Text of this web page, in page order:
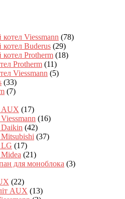
Viessmann (78)
Buderus (29)
Protherm (18)
Protherm (11)
Viessmann (5)
(33)
(7)
AUX (17)
(16)
(42)
(37)
LG (17)
(21)
для моноблока (3)
(22)
AUX (13)